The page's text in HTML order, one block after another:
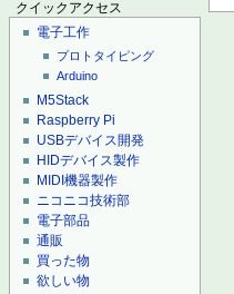
クイックアクセス
電子工作
プロトタイピング
Arduino
M5Stack
Raspberry Pi
USBデバイス開発
HIDデバイス製作
MIDI機器製作
ニコニコ技術部
電子部品
通販
買った物
欲しい物